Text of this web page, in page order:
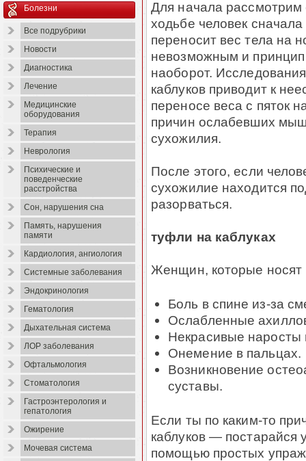
Болезни
Все подрубрики
Новости
Диагностика
Лечение
Медицинские
оборудования
Терапия
Неврология
Психические и
поведенческие
расстройства
Сон, нарушения сна
Память, нарушения
памяти
Кардиология, ангиология
Системные заболевания
Эндокринология
Гематология
Дыхательная система
ЛОР заболевания
Офтальмология
Стоматология
Гастроэнтерология и
гепатология
Ожирение
Мочевая система
Для начала
ходьбе человек
переносит вес тела на
невозможным и
наоборот.
каблуков приводит к
переносе веса с пяток
причин ослабевших
сухожилия.
После этого, если
сухожилие находится
разорваться.
туфли на каблуках
Женщин, которые носят
Боль в спине из-за
Ослабленные
Некрасивые
Онемение в пальцах.
Возникновение
суставы.
Если ты по каким-то
каблуков — постарайся
помощью простых